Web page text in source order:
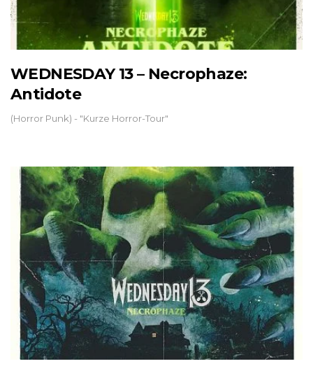
WEDNESDAY 13 – Necrophaze:
Antidote
(Horror Punk) - "Kurze Horror-Tour"